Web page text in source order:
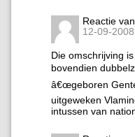
Reactie van
12-09-
Die omschrijving
bovendien
â€œgeboren
uitgeweken
intussen van